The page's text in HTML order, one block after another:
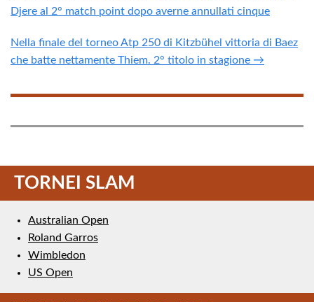
Djere al 2° match point dopo averne annullati cinque
Nella finale del torneo Atp 250 di Kitzbühel vittoria di Baez
che batte nettamente Thiem. 2° titolo in stagione →
TORNEI SLAM
Australian Open
Roland Garros
Wimbledon
US Open